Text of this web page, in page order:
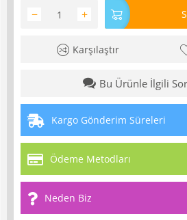
+
−
Karşılaştır
Bu Ürünle İlgili
Kargo Gönderim Süreleri
Ödeme Metodları
Neden Biz